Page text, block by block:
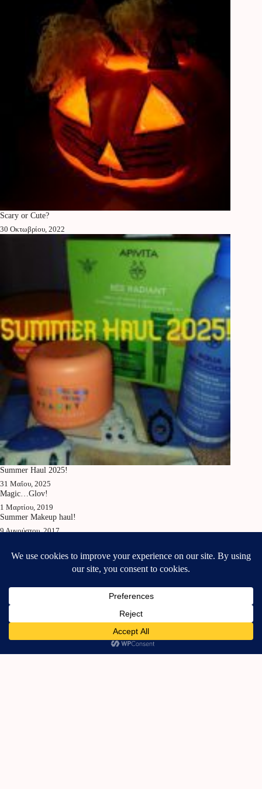
Scary or Cute?
30 Οκτωβρίου, 2022
Summer Haul 2025!
31 Μαΐου, 2025
Magic…Glov!
1 Μαρτίου, 2019
Summer Makeup haul!
9 Αυγούστου, 2017